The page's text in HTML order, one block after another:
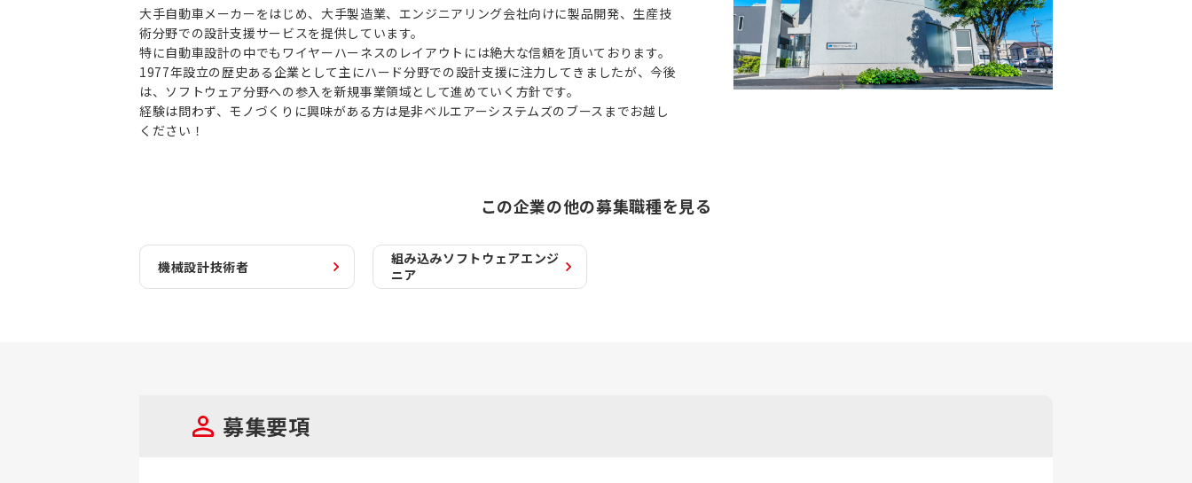
大手⾃動⾞メーカーをはじめ、大手製造業、エンジニアリング会社向けに製品開発、生産技
術分野での設計⽀援サービスを提供しています。
特に⾃動⾞設計の中でもワイヤーハーネスのレイアウトには絶⼤な信頼を頂いております。
1977年設立の歴史ある企業として主にハード分野での設計支援に注力してきましたが、今後
は、ソフトウェア分野への参入を新規事業領域として進めていく方針です。
経験は問わず、モノづくりに興味がある方は是非ベルエアーシステムズのブースまでお越し
ください！
この企業の他の募集職種を見る
機械設計技術者
組み込みソフトウェアエンジ
ニア
募集要項